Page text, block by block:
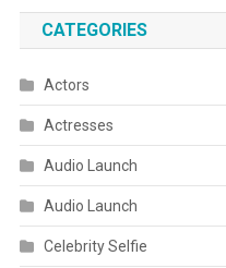
CATEGORIES
Actors
Actresses
Audio Launch
Audio Launch
Celebrity Selfie